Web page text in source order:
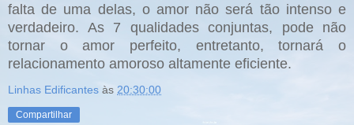
falta de uma delas, o amor não será tão intenso e
verdadeiro. As 7 qualidades conjuntas, pode não
tornar o amor perfeito, entretanto, tornará o
relacionamento amoroso altamente eficiente.
Linhas Edificantes às 20:30:00
Compartilhar